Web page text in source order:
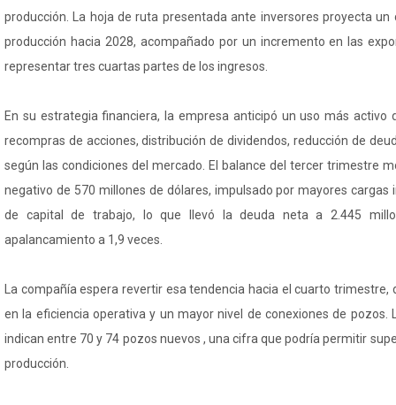
producción. La hoja de ruta presentada ante inversores proyecta un
producción hacia 2028, acompañado por un incremento en las
representar tres cuartas partes de los ingresos.
En su estrategia financiera, la empresa anticipó un uso más activo
recompras de acciones, distribución de dividendos, reducción de
según las condiciones del mercado. El balance del tercer trimestre
negativo de 570 millones de dólares, impulsado por mayores cargas
de capital de trabajo, lo que llevó la deuda neta a 2.445
apalancamiento a 1,9 veces.
La compañía espera revertir esa tendencia hacia el cuarto
en la eficiencia operativa y un mayor nivel de conexiones de pozos.
indican entre 70 y 74 pozos nuevos , una cifra que podría permitir
producción.